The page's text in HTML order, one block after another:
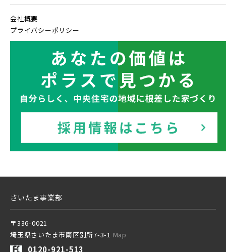
会社概要
プライバシーポリシー
さいたま事業部
〒336-0021
埼玉県さいたま市南区別所7-3-1 Map
0120-921-513